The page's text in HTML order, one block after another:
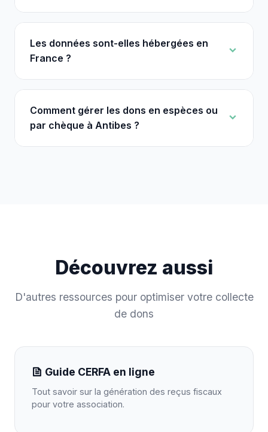
Les données sont-elles hébergées en
France ?
Comment gérer les dons en espèces ou
par chèque à Antibes ?
Découvrez aussi
D'autres ressources pour optimiser votre collecte
de dons
Guide CERFA en ligne
Tout savoir sur la génération des reçus fiscaux
pour votre association.